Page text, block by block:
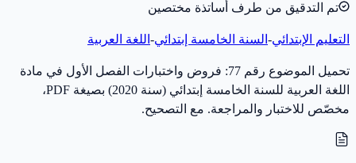
تم التدقيق من طرف أساتذة مختصين
التعليم الإبتدائي- السنة الخامسة إبتدائي- اللغة العربية
تحميل الموضوع رقم 77: فروض واختبارات الفصل الأول في مادة
اللغة العربية للسنة الخامسة إبتدائي (سنة 2020) بصيغة PDF،
مخصّص للاختبار والمراجعة. مع التصحيح.